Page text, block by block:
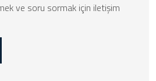
ve soru sormak için iletişim